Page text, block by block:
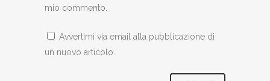
mio commento.
Avvertimi via email alla pubblicazione di
un nuovo articolo.